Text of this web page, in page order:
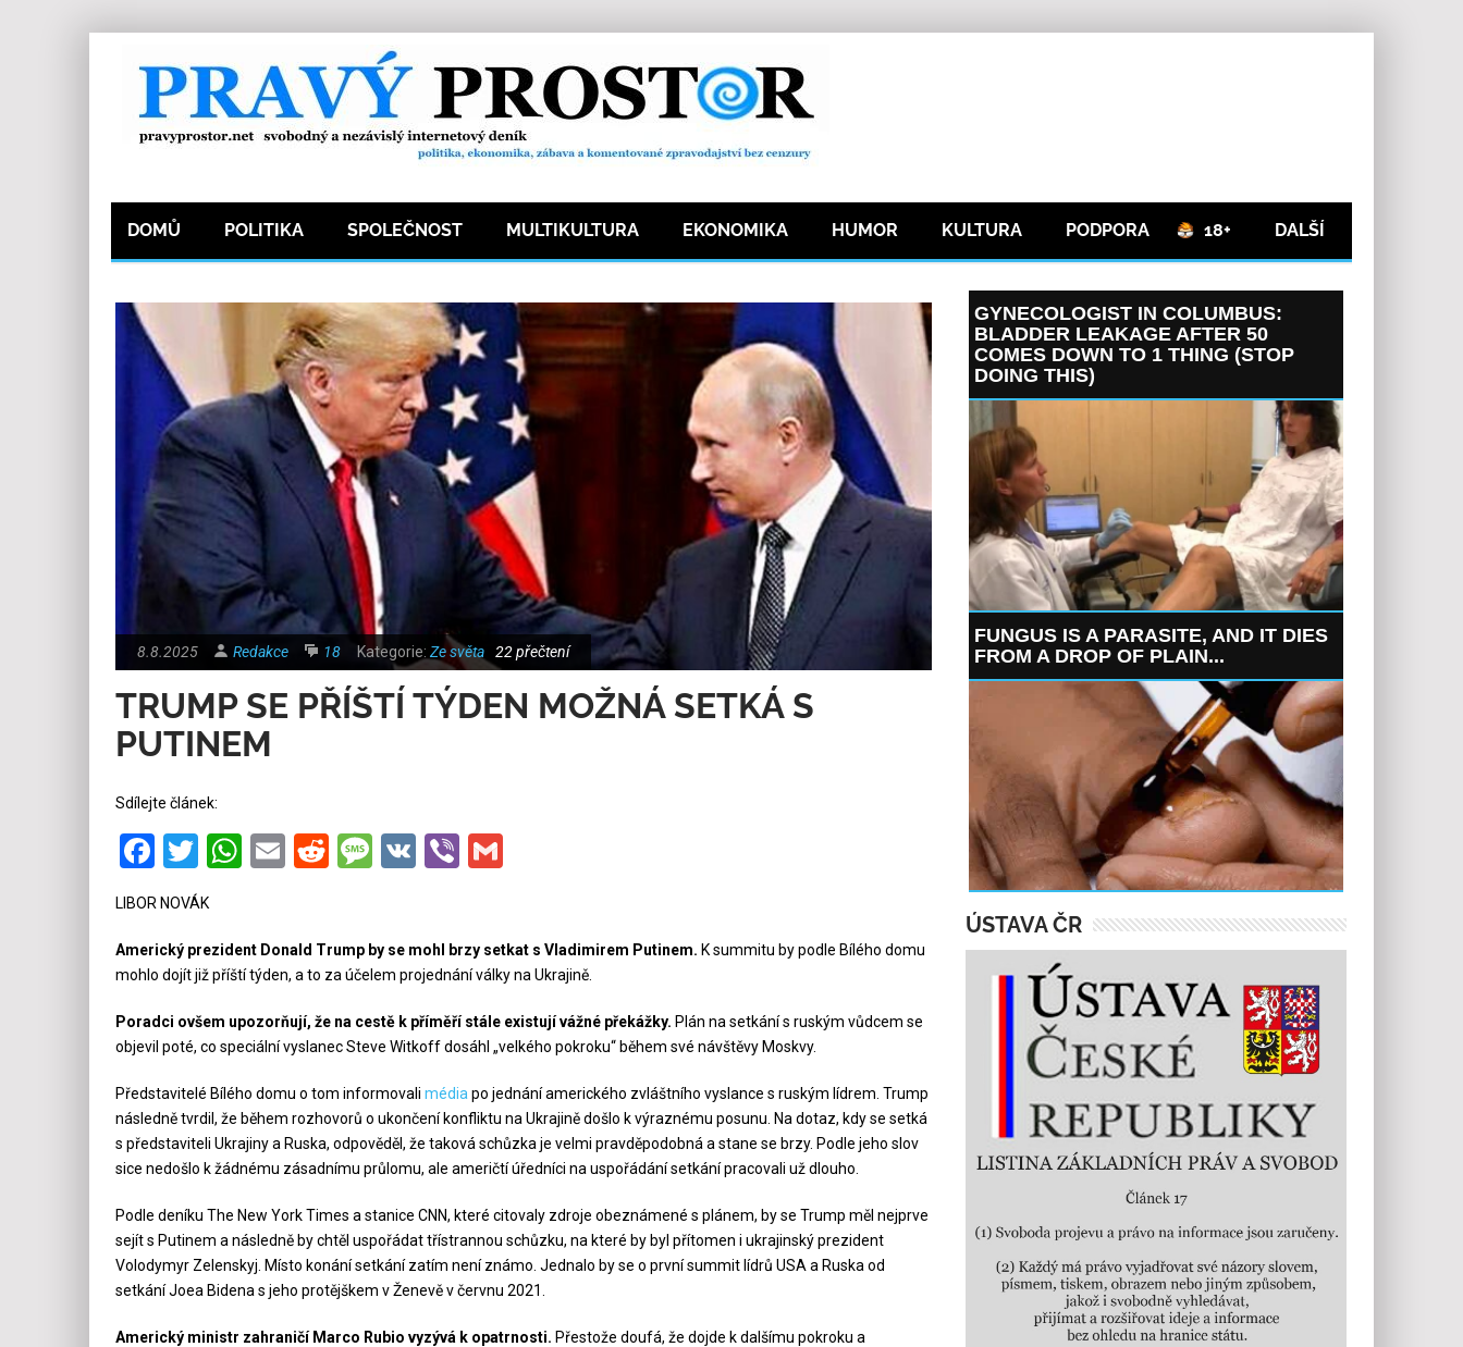
DOMŮ POLITIKA SPOLEČNOST MULTIKULTURA EKONOMIKA HUMOR KULTURA PODPORA 18+ DALŠÍ
8.8.2025 Redakce 18 Kategorie: Ze světa 22 přečtení
TRUMP SE PŘÍŠTÍ TÝDEN MOŽNÁ SETKÁ S
PUTINEM
Sdílejte článek:
Facebook
Twitter
WhatsApp
EmailRedditMessage
VKViberGmail
LIBOR NOVÁK
Americký prezident Donald Trump by se mohl brzy setkat s Vladimirem Putinem. K summitu by podle Bílého domu
mohlo dojít již příští týden, a to za účelem projednání války na Ukrajině.
Poradci ovšem upozorňují, že na cestě k příměří stále existují vážné překážky. Plán na setkání s ruským vůdcem se
objevil poté, co speciální vyslanec Steve Witkoff dosáhl „velkého pokroku“ během své návštěvy Moskvy.
Představitelé Bílého domu o tom informovali média po jednání amerického zvláštního vyslance s ruským lídrem. Trump
následně tvrdil, že během rozhovorů o ukončení konfliktu na Ukrajině došlo k výraznému posunu. Na dotaz, kdy se setká
s představiteli Ukrajiny a Ruska, odpověděl, že taková schůzka je velmi pravděpodobná a stane se brzy. Podle jeho slov
sice nedošlo k žádnému zásadnímu průlomu, ale američtí úředníci na uspořádání setkání pracovali už dlouho.
Podle deníku The New York Times a stanice CNN, které citovaly zdroje obeznámené s plánem, by se Trump měl nejprve
sejít s Putinem a následně by chtěl uspořádat třístrannou schůzku, na které by byl přítomen i ukrajinský prezident
Volodymyr Zelenskyj. Místo konání setkání zatím není známo. Jednalo by se o první summit lídrů USA a Ruska od
setkání Joea Bidena s jeho protějškem v Ženevě v červnu 2021.
Americký ministr zahraničí Marco Rubio vyzývá k opatrnosti. Přestože doufá, že dojde k dalšímu pokroku a
GYNECOLOGIST IN COLUMBUS:
BLADDER LEAKAGE AFTER 50
COMES DOWN TO 1 THING (STOP
DOING THIS)
FUNGUS IS A PARASITE, AND IT DIES
FROM A DROP OF PLAIN...
ÚSTAVA ČR